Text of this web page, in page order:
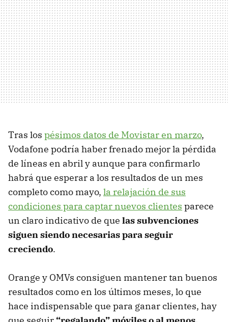
Tras los pésimos datos de Movistar en marzo,
Vodafone podría haber frenado mejor la pérdida
de líneas en abril y aunque para confirmarlo
habrá que esperar a los resultados de un mes
completo como mayo, la relajación de sus
condiciones para captar nuevos clientes parece
un claro indicativo de que las subvenciones
siguen siendo necesarias para seguir
creciendo.
Orange y OMVs consiguen mantener tan buenos
resultados como en los últimos meses, lo que
hace indispensable que para ganar clientes, hay